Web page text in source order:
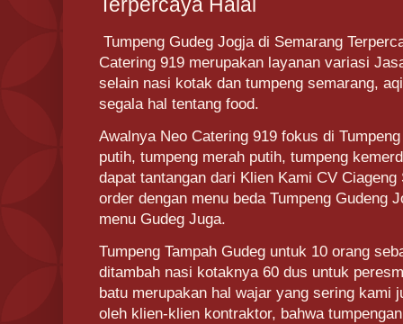
Tumpeng Gudeg Jogja di Semarang
Catering 919 merupakan layanan variasi
selain nasi kotak dan tumpeng semarang,
segala hal tentang food.
Awalnya Neo Catering 919 fokus di
putih, tumpeng merah putih, tumpeng
dapat tantangan dari Klien Kami CV
order dengan menu beda Tumpeng Gudeng
menu Gudeg Juga.
Tumpeng Tampah Gudeg untuk 10 orang
ditambah nasi kotaknya 60 dus untuk
batu merupakan hal wajar yang sering kami
oleh klien-klien kontraktor, bahwa